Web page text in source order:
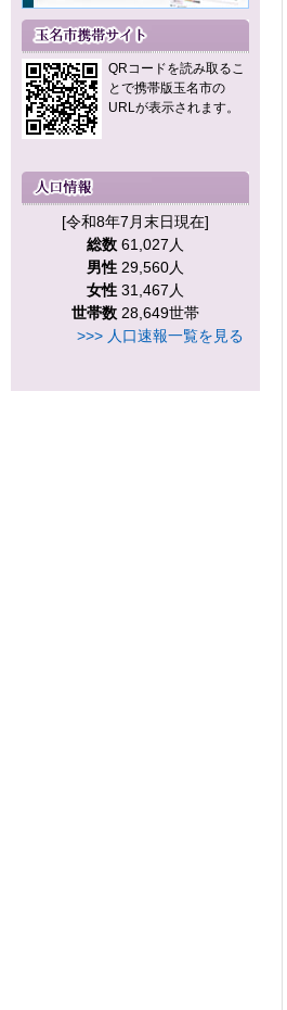
QRコードを読み取るこ
とで携帯版玉名市の
URLが表示されます。
[令和8年7月末日現在]
総数 61,027人
男性 29,560人
女性 31,467人
世帯数 28,649世帯
>>> 人口速報一覧を見る